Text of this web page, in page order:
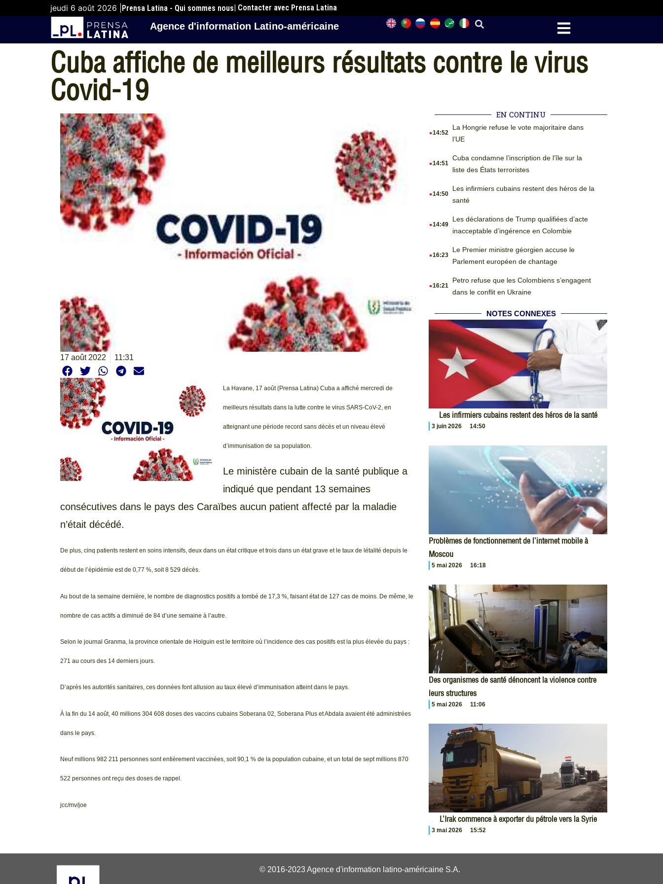
jeudi 6 août 2026 | Prensa Latina - Qui sommes nous| Contacter avec Prensa Latina
Agence d'information Latino-américaine
Cuba affiche de meilleurs résultats contre le virus
Covid-19
17 août 2022 11:31
La Havane, 17 août (Prensa Latina) Cuba a affiché mercredi de
meilleurs résultats dans la lutte contre le virus SARS-CoV-2, en
atteignant une période record sans décès et un niveau élevé
d’immunisation de sa population.
Le ministère cubain de la santé publique a
indiqué que pendant 13 semaines
consécutives dans le pays des Caraïbes aucun patient affecté par la maladie
n’était décédé.
De plus, cinq patients restent en soins intensifs, deux dans un état critique et trois dans un état grave et le taux de létalité depuis le
début de l’épidémie est de 0,77 %, soit 8 529 décès.
Au bout de la semaine dernière, le nombre de diagnostics positifs a tombé de 17,3 %, faisant état de 127 cas de moins. De même, le
nombre de cas actifs a diminué de 84 d’une semaine à l’autre.
Selon le journal Granma, la province orientale de Holguin est le territoire où l’incidence des cas positifs est la plus élevée du pays :
271 au cours des 14 derniers jours.
D’après les autorités sanitaires, ces données font allusion au taux élevé d’immunisation atteint dans le pays.
À la fin du 14 août, 40 millions 304 608 doses des vaccins cubains Soberana 02, Soberana Plus et Abdala avaient été administrées
dans le pays.
Neuf millions 982 211 personnes sont entièrement vaccinées, soit 90,1 % de la population cubaine, et un total de sept millions 870
522 personnes ont reçu des doses de rappel.
jcc/mv/joe
EN CONTINU
.14:52
La Hongrie refuse le vote majoritaire dans
l’UE
.14:51
Cuba condamne l’inscription de l’île sur la
liste des États terroristes
.14:50
Les infirmiers cubains restent des héros de la
santé
.14:49
Les déclarations de Trump qualifiées d’acte
inacceptable d’ingérence en Colombie
.16:23
Le Premier ministre géorgien accuse le
Parlement européen de chantage
.16:21
Petro refuse que les Colombiens s’engagent
dans le conflit en Ukraine
NOTES CONNEXES
Les infirmiers cubains restent des héros de la santé
3 juin 2026 14:50
Problèmes de fonctionnement de l’internet mobile à
Moscou
5 mai 2026 16:18
Des organismes de santé dénoncent la violence contre
leurs structures
5 mai 2026 11:06
L’Irak commence à exporter du pétrole vers la Syrie
3 mai 2026 15:52
© 2016-2023 Agence d'information latino-américaine S.A.